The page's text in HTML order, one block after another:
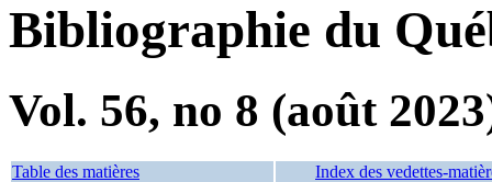
Bibliographie du
Vol. 56, no 8 (août
Table des matières Index des vedettes-